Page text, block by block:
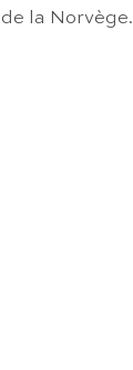
la Norvège.